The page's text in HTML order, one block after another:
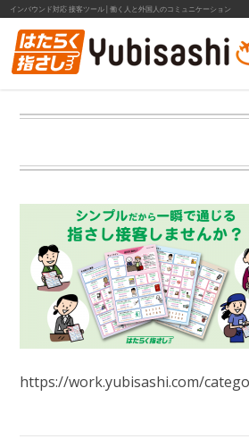
インバウンド対応 接客ツール│働く人と外国人のコミュニケーション
https://work.yubisashi.com/